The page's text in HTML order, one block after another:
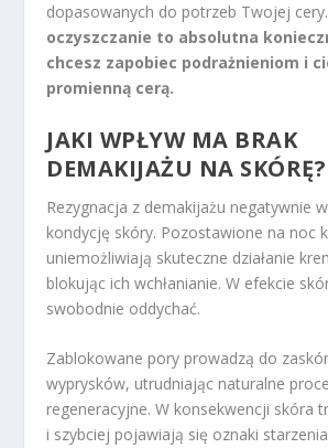
dopasowanych do potrzeb Twojej cery.
oczyszczanie to absolutna
chcesz zapobiec podrażnieniom i
promienną cerą.
JAKI WPŁYW MA BRAK
DEMAKIJAŻU NA SKÓRĘ?
Rezygnacja z demakijażu negatywnie
kondycję skóry. Pozostawione na noc
uniemożliwiają skuteczne działanie
blokując ich wchłanianie. W efekcie
swobodnie oddychać.
Zablokowane pory prowadzą do
wyprysków, utrudniając naturalne
regeneracyjne. W konsekwencji skóra
i szybciej pojawiają się oznaki